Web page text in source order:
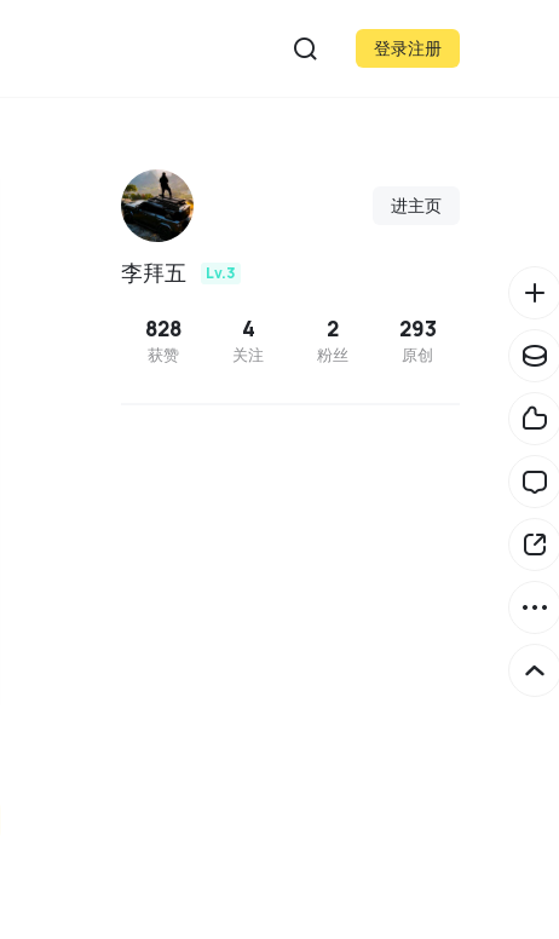
登录注册
进主页
李拜五 Lv.3
828
获赞
4
关注
2
粉丝
293
原创